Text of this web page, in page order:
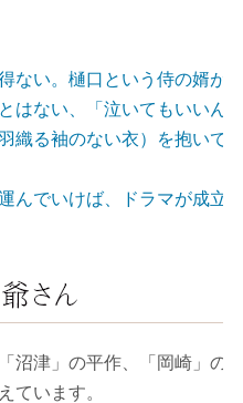
ない。樋口という侍の婿が
はない、「泣いてもいいん
織る袖のない衣）を抱いて
んでいけば、ドラマが成立
津」の平作、「岡崎」の
ています。